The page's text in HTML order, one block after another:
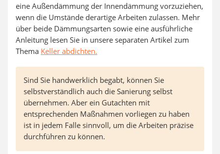
eine Außendämmung der Innendämmung vorzuziehen,
wenn die Umstände derartige Arbeiten zulassen. Mehr
über beide Dämmungsarten sowie eine ausführliche
Anleitung lesen Sie in unsere separaten Artikel zum
Thema Keller abdichten.
Sind Sie handwerklich begabt, können Sie
selbstverständlich auch die Sanierung selbst
übernehmen. Aber ein Gutachten mit
entsprechenden Maßnahmen vorliegen zu haben
ist in jedem Falle sinnvoll, um die Arbeiten präzise
durchführen zu können.